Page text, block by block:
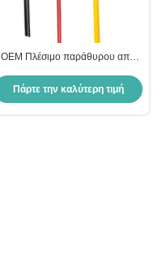
OEM Πλέσιμο παράθυρου από
Πλέσιμο Παραθύρων
Πάρτε την καλύτερη τιμή